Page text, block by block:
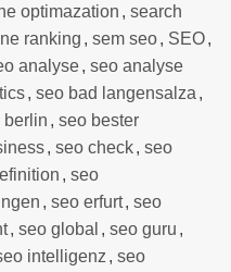
optimazation , search
ranking , sem seo, SEO,
analyse, seo analyse
, seo bad langensalza ,
berlin , seo bester
, seo check, seo
, seo
, seo erfurt, seo
, seo global , seo guru ,
intelligenz , seo